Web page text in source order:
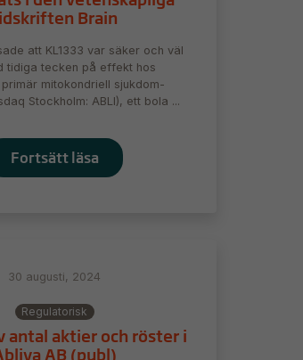
Brain
att KL1333 var säker och väl
tidiga tecken på effekt hos
mitokondriell sjukdom-
Stockholm: ABLI), ett bola ...
Fortsätt läsa
30 augusti, 2024
Regulatorisk
antal aktier och röster i
AB (publ)